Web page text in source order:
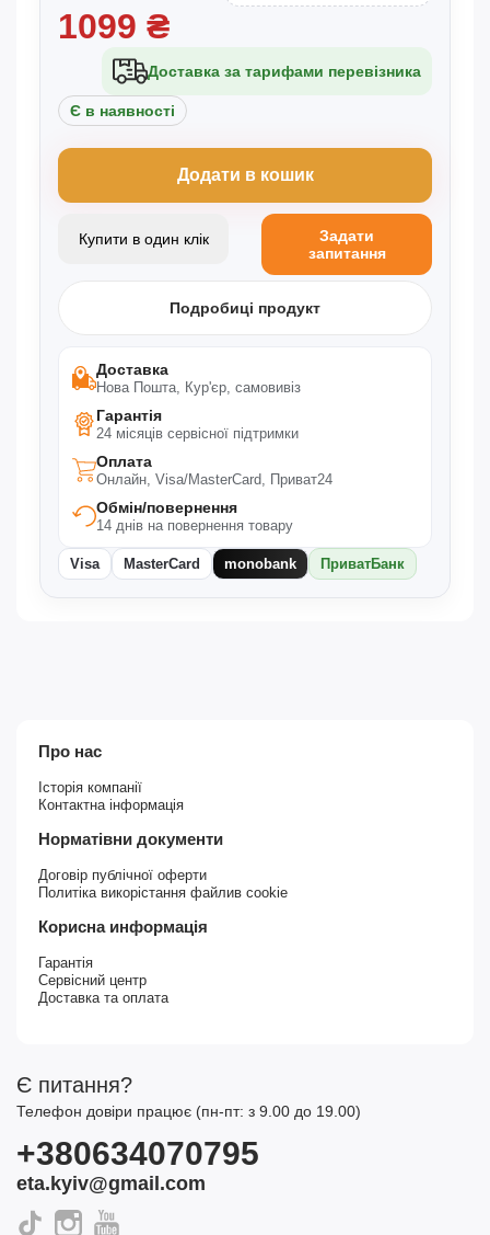
1099 ₴
Доставка за тарифами перевізника
Є в наявності
Додати в кошик
Купити в один клік
Задати
запитання
Подробиці продукт
Доставка
Нова Пошта, Кур'єр, самовивіз
Гарантія
24 місяців сервісної підтримки
Оплата
Онлайн, Visa/MasterCard, Приват24
Обмін/повернення
14 днів на повернення товару
Visa MasterCard monobank ПриватБанк
Про нас
Історія компанії
Контактна інформація
Норматівни документи
Договір публічної оферти
Политіка викорістання файлив cookie
Корисна информація
Гарантія
Сервісний центр
Доставка та оплата
Є питання?
Телефон довіри працює (пн-пт: з 9.00 до 19.00)
+380634070795
eta.kyiv@gmail.com